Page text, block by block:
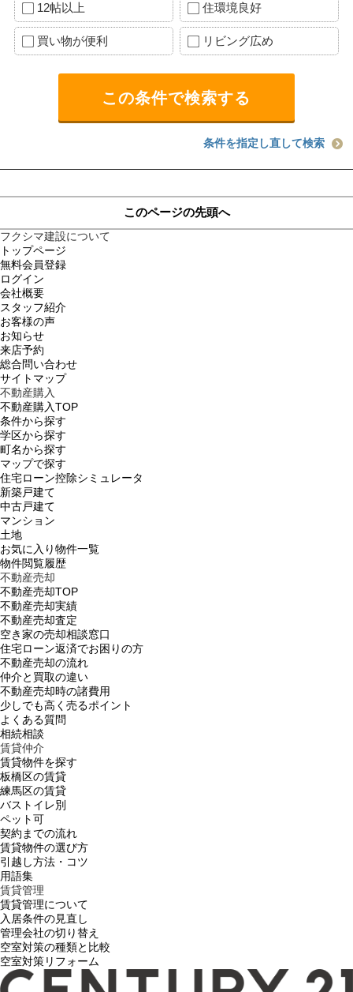
12帖以上 住環境良好
買い物が便利 リビング広め
条件を指定し直して検索
このページの先頭へ
フクシマ建設について
トップページ
無料会員登録
ログイン
会社概要
スタッフ紹介
お客様の声
お知らせ
来店予約
総合問い合わせ
サイトマップ
不動産購入
不動産購入TOP
条件から探す
学区から探す
町名から探す
マップで探す
住宅ローン控除シミュレータ
新築戸建て
中古戸建て
マンション
土地
お気に入り物件一覧
物件閲覧履歴
不動産売却
不動産売却TOP
不動産売却実績
不動産売却査定
空き家の売却相談窓口
住宅ローン返済でお困りの方
不動産売却の流れ
仲介と買取の違い
不動産売却時の諸費用
少しでも高く売るポイント
よくある質問
相続相談
賃貸仲介
賃貸物件を探す
板橋区の賃貸
練馬区の賃貸
バストイレ別
ペット可
契約までの流れ
賃貸物件の選び方
引越し方法・コツ
用語集
賃貸管理
賃貸管理について
入居条件の見直し
管理会社の切り替え
空室対策の種類と比較
空室対策リフォーム